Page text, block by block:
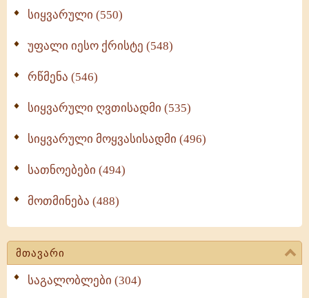
სიყვარული (550)
უფალი იესო ქრისტე (548)
რწმენა (546)
სიყვარული ღვთისადმი (535)
სიყვარული მოყვასისადმი (496)
სათნოებები (494)
მოთმინება (488)
მთავარი
საგალობლები (304)